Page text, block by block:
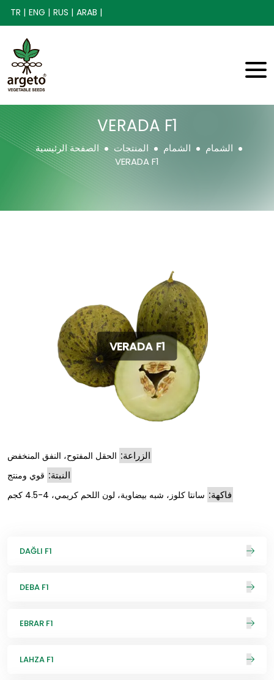
TR | ENG | RUS | ARAB |
VERADA F1
الصفحة الرئيسية المنتجات الشمام
الشمام
VERADA F1
VERADA F1
الزراعة: الحقل المفتوح، النفق المنخفض
النبتة: قوي ومنتج
فاكهة: سانتا كلوز، شبه بيضاوية، لون اللحم كريمي، 4-4.5 كجم
DAĞLI F1
DEBA F1
EBRAR F1
LAHZA F1